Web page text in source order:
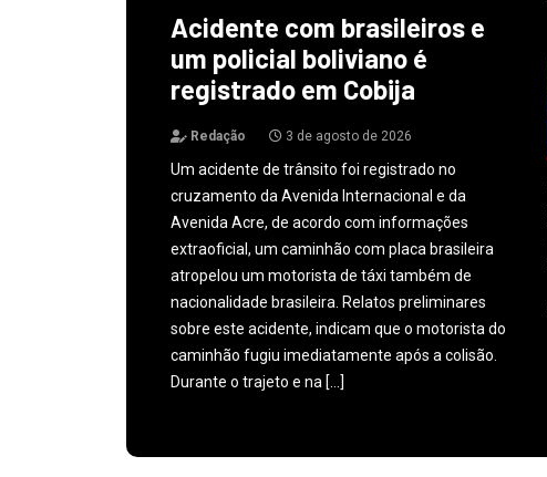
Acidente com brasileiros e
um policial boliviano é
registrado em Cobija
Redação 3 de agosto de 2026
Um acidente de trânsito foi registrado no
cruzamento da Avenida Internacional e da
Avenida Acre, de acordo com informações
extraoficial, um caminhão com placa brasileira
atropelou um motorista de táxi também de
nacionalidade brasileira. Relatos preliminares
sobre este acidente, indicam que o motorista do
caminhão fugiu imediatamente após a colisão.
Durante o trajeto e na […]